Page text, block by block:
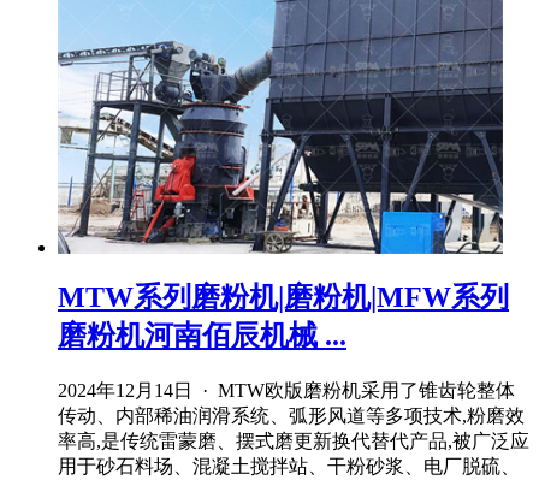
MTW系列磨粉机|磨粉机|MFW系列
磨粉机河南佰辰机械 ...
2024年12月14日 · MTW欧版磨粉机采用了锥齿轮整体
传动、内部稀油润滑系统、弧形风道等多项技术,粉磨效
率高,是传统雷蒙磨、摆式磨更新换代替代产品,被广泛应
用于砂石料场、混凝土搅拌站、干粉砂浆、电厂脱硫、